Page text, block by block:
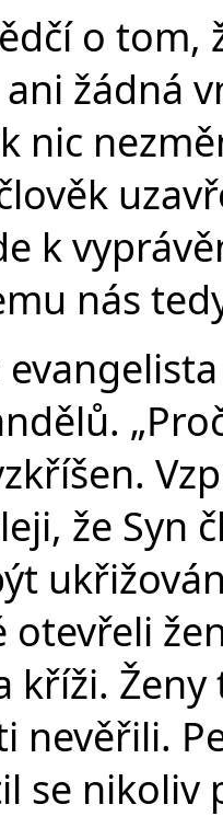
o
žádná
nic
k
nás
že Syn
otevřeli
kříži.
nevěřili.
se nikoliv